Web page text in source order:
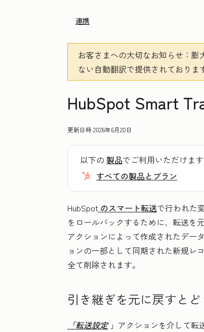
連携
お客さまへの大切なお知らせ ：
ない自動翻訳で提供されておりま
HubSpot Smart
更新日時2026年6月20日
以下の 製品でご利用いただけま
すべての製品とプラン
HubSpot のスマート転送で行われた
をロールバックするために、転送を
アクションによって作成されたデー
ョンの一部として同期された新規レ
全て削除されます。
引き継ぎを元に戻すと
「転送設定」アクションを介して転